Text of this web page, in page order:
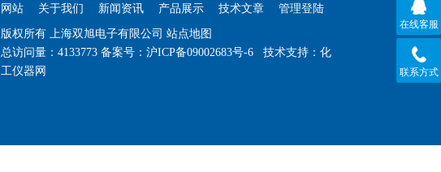
网站 关于我们 新闻资讯 产品展示 技术文章 管理登陆
版权所有 上海双旭电子有限公司 站点地图
总访问量： 4133773 备案号： 沪ICP备09002683号-6 技术支持： 化
工仪器网
在线客服
联系方式